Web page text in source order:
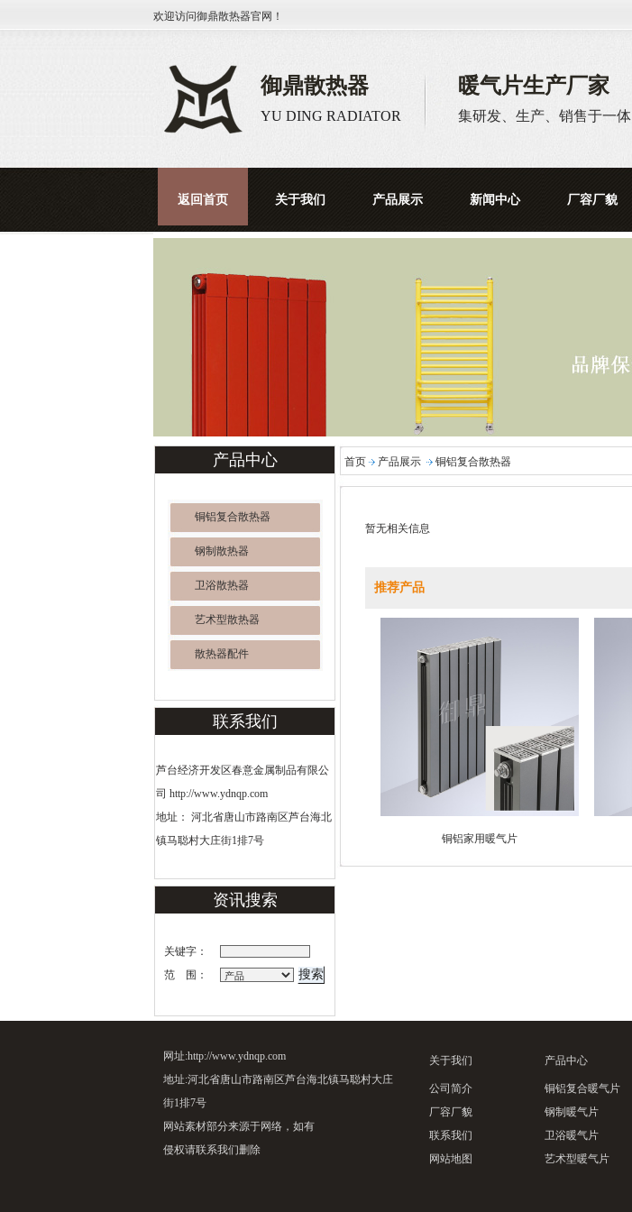
欢迎访问御鼎散热器官网！
御鼎散热器 暖气片生产厂家
YU DING RADIATOR 集研发、生产、销售于一体
返回首页 关于我们 产品展示 新闻中心 厂容厂貌
产品中心
铜铝复合散热器
钢制散热器
卫浴散热器
艺术型散热器
散热器配件
联系我们
芦台经济开发区春意金属制品有限公
司 http://www.ydnqp.com
地址： 河北省唐山市路南区芦台海北
镇马聪村大庄街1排7号
资讯搜索
关键字：
范 围：
首页 产品展示 铜铝复合散热器
暂无相关信息
推荐产品
铜铝家用暖气片
网址:http://www.ydnqp.com
地址:河北省唐山市路南区芦台海北镇马聪村大庄
街1排7号
网站素材部分来源于网络，如有
侵权请联系我们删除
关于我们
公司简介
厂容厂貌
联系我们
网站地图
产品中心
铜铝复合暖气片
钢制暖气片
卫浴暖气片
艺术型暖气片